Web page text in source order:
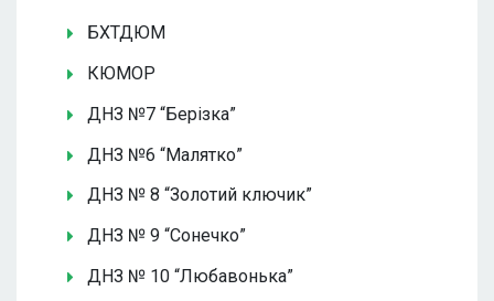
БХТДЮМ
КЮМОР
ДНЗ №7 “Берізка”
ДНЗ №6 “Малятко”
ДНЗ № 8 “Золотий ключик”
ДНЗ № 9 “Сонечко”
ДНЗ № 10 “Любавонька”